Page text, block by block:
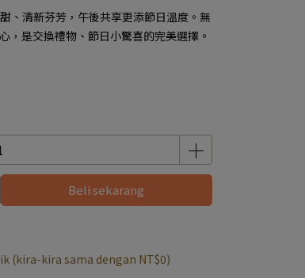
、清新芬芳，午後共享更添節日溫度。無
，是交換禮物、節日小驚喜的完美選擇。
Beli sekarang
(kira-kira sama dengan NT$0)